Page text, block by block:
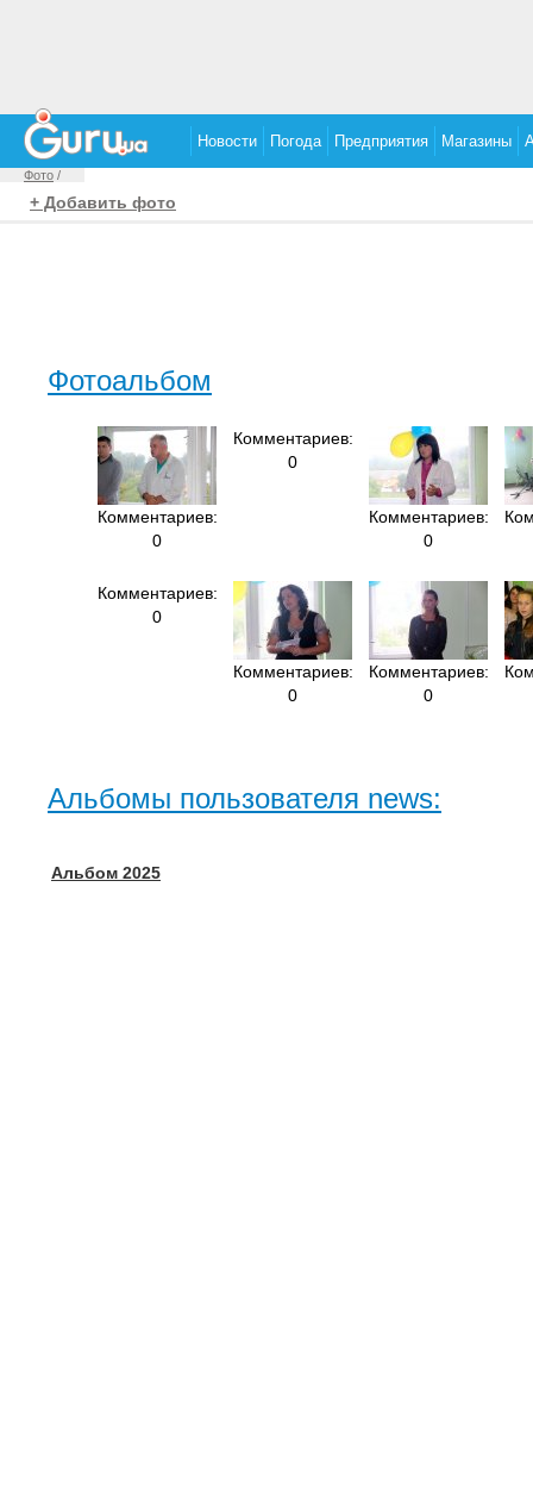
Новости Погода Предприятия Магазины
Фото /
+ Добавить фото
Фотоальбом
Комментариев:
0
Комментариев:
0
Комментариев:
0
Комментариев:
0
Комментариев:
0
Комментариев:
0
Альбомы пользователя news:
Альбом 2025